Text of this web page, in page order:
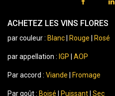
ACHETEZ LES VINS FLORES
par couleur : Blanc Rouge Rosé
par appellation : IGP AOP
Par accord : Viande Fromage
Par goût : Boisé Puissant Sec